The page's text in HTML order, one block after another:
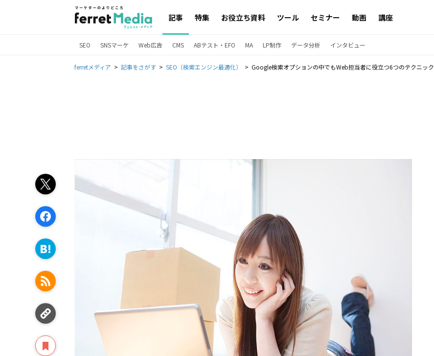
記事 特集 お役立ち資料 ツール セミナー 動画 講座
SEO SNSマーケ Web広告 CMS ABテスト・EFO MA LP制作 データ分析 インタビュー
ferretメディア 記事をさがす SEO（検索エンジン最適化） Google検索オプションの中でもWeb担当者に役立つ6つのテクニック